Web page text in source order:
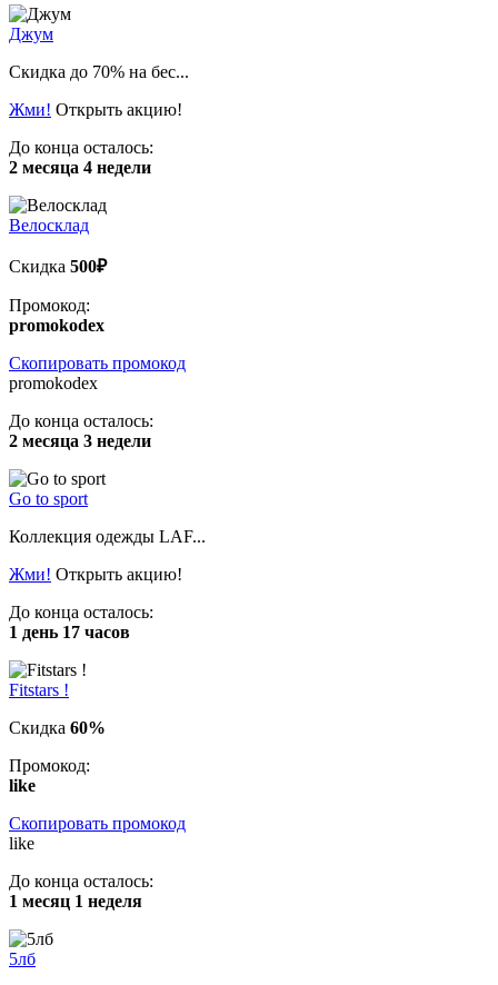
Джум
Скидка до 70% на бес...
Жми! Открыть акцию!
До конца осталось:
2 месяца 4 недели
Велосклад
Скидка 500₽
Промокод:
promokodex
Скопировать промокод
promokodex
До конца осталось:
2 месяца 3 недели
Go to sport
Коллекция одежды LAF...
Жми! Открыть акцию!
До конца осталось:
1 день 17 часов
Fitstars !
Скидка 60%
Промокод:
like
Скопировать промокод
like
До конца осталось:
1 месяц 1 неделя
5лб